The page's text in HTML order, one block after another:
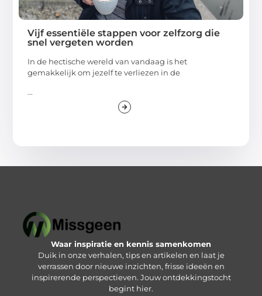
Vijf essentiële stappen voor zelfzorg die
snel vergeten worden
In de hectische wereld van vandaag is het
gemakkelijk om jezelf te verliezen in de
...
Waar inspiratie en kennis samenkomen
Duik in onze verhalen, tips en artikelen en laat je
verrassen door nieuwe inzichten, frisse ideeën en
inspirerende perspectieven. Jouw ontdekkingstocht
begint hier.